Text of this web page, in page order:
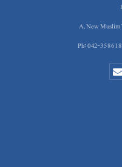
Ph: 042-